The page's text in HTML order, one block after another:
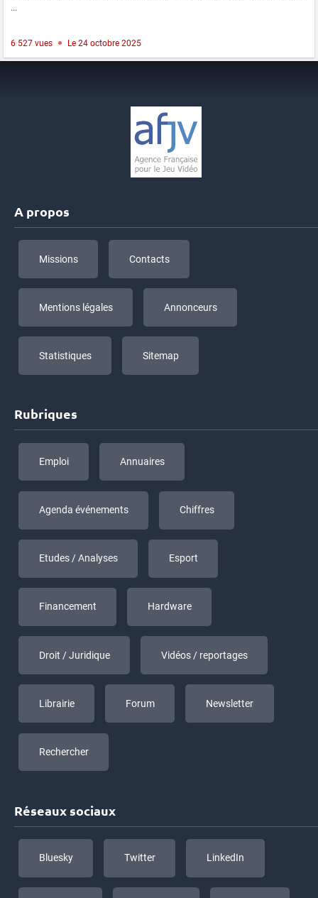
...
6 527 vues Le 24 octobre 2025
A propos
Missions Contacts
Mentions légales Annonceurs
Statistiques Sitemap
Rubriques
Emploi Annuaires
Agenda événements Chiffres
Etudes / Analyses Esport
Financement Hardware
Droit / Juridique Vidéos / reportages
Librairie Forum Newsletter
Rechercher
Réseaux sociaux
Bluesky Twitter LinkedIn